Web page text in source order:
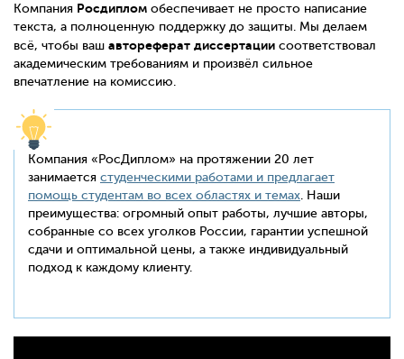
Компания Росдиплом обеспечивает не просто написание
текста, а полноценную поддержку до защиты. Мы делаем
всё, чтобы ваш автореферат диссертации соответствовал
академическим требованиям и произвёл сильное
впечатление на комиссию.
Компания «РосДиплом» на протяжении 20 лет
занимается студенческими работами и предлагает
помощь студентам во всех областях и темах. Наши
преимущества: огромный опыт работы, лучшие авторы,
собранные со всех уголков России, гарантии успешной
сдачи и оптимальной цены, а также индивидуальный
подход к каждому клиенту.